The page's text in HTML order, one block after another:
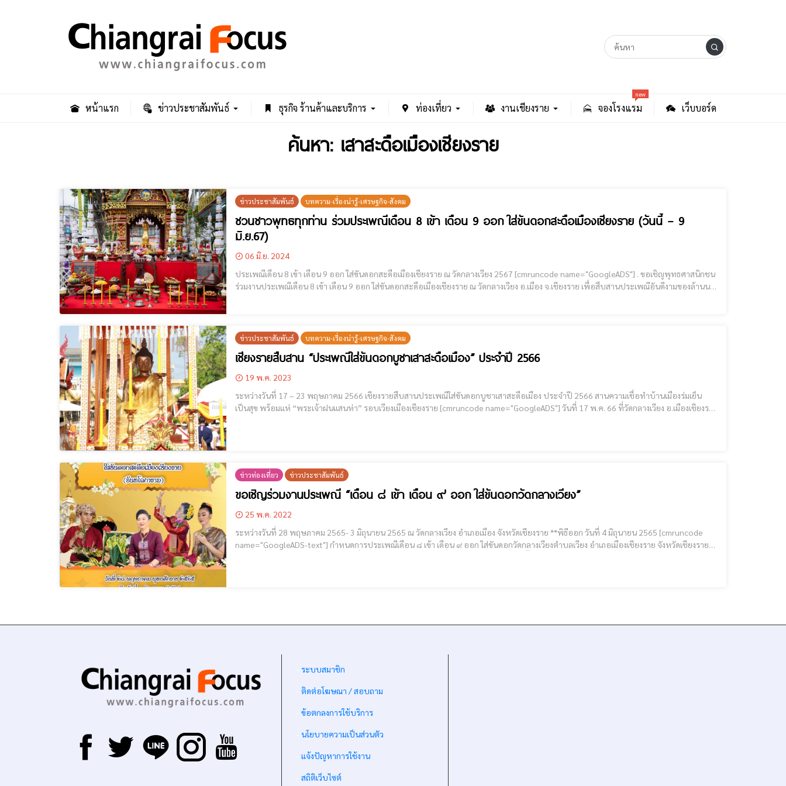
หน้าแรก ข่าวประชาสัมพันธ์ ธุรกิจ ร้านค้าและบริการ ท่องเที่ยว งานเชียงราย จองโรงแรม
new
เว็บบอร์ด
ค้นหา: เสาสะดือเมืองเชียงราย
ข่าวประชาสัมพันธ์ บทความ-เรื่องน่ารู้-เศรษฐกิจ-สังคม
ชวนชาวพุทธทุกท่าน ร่วมประเพณีเดือน 8 เข้า เดือน 9 ออก ใส่ขันดอกสะดือเมืองเชียงราย (วันนี้ – 9
มิ.ย.67)
06 มิ.ย. 2024
ประเพณีเดือน 8 เข้า เดือน 9 ออก ใส่ขันดอกสะดือเมืองเชียงราย ณ วัดกลางเวียง 2567 [cmruncode name="GoogleADS"] . ขอเชิญพุทธศาสนิกชน
ร่วมงานประเพณีเดือน 8 เข้า เดือน 9 ออก ใส่ขันดอกสะดือเมืองเชียงราย ณ วัดกลางเวียง อ.เมือง จ.เชียงราย เพื่อสืบสานประเพณีอันดีงามของล้านนา
ข่าวประชาสัมพันธ์ บทความ-เรื่องน่ารู้-เศรษฐกิจ-สังคม
เชียงรายสืบสาน “ประเพณีใส่ขันดอกบูชาเสาสะดือเมือง” ประจำปี 2566
19 พ.ค. 2023
ระหว่างวันที่ 17 – 23 พฤษภาคม 2566 เชียงรายสืบสานประเพณีใส่ขันดอกบูชาเสาสะดือเมือง ประจำปี 2566 สานความเชื่อทำบ้านเมืองร่มเย็น
เป็นสุข พร้อมแห่ “พระเจ้าฝนแสนห่า” รอบเวียงเมืองเชียงราย [cmruncode name="GoogleADS"] วันที่ 17 พ.ค. 66 ที่วัดกลางเวียง อ.เมืองเชียงราย
ข่าวท่องเที่ยว ข่าวประชาสัมพันธ์
ขอเชิญร่วมงานประเพณี “เดือน ๘ เข้า เดือน ๙ ออก ใส่ขันดอกวัดกลางเวียง”
25 พ.ค. 2022
ระหว่างวันที่ 28 พฤษภาคม 2565- 3 มิถุนายน 2565 ณ วัดกลางเวียง อำเภอเมือง จังหวัดเชียงราย **พิธีออก วันที่ 4 มิถุนายน 2565 [cmruncode
name="GoogleADS-text"] กำหนดการประเพณีเดือน ๘ เข้า เดือน ๙ ออก ใส่ขันดอกวัดกลางเวียงตำบลเวียง อำเภอเมืองเชียงราย จังหวัดเชียงราย
ระบบสมาชิก
ติดต่อโฆษณา / สอบถาม
ข้อตกลงการใช้บริการ
นโยบายความเป็นส่วนตัว
แจ้งปัญหาการใช้งาน
สถิติเว็บไซต์